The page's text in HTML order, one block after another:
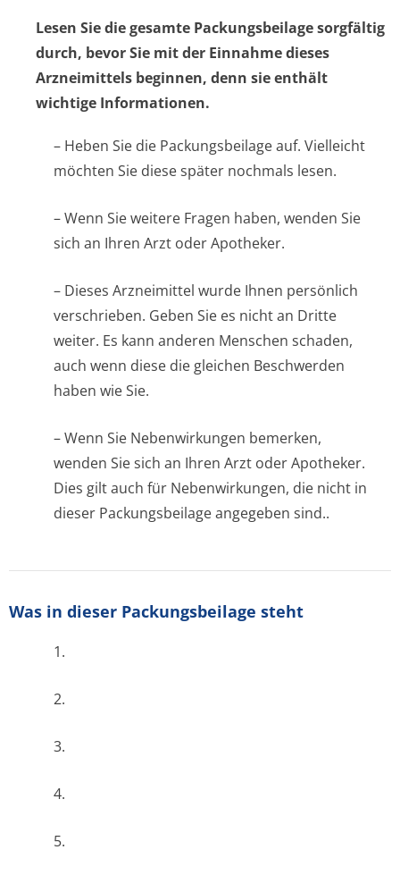
Lesen Sie die gesamte Packungsbeilage sorgfältig
durch, bevor Sie mit der Einnahme dieses
Arzneimittels beginnen, denn sie enthält
wichtige Informationen.
– Heben Sie die Packungsbeilage auf. Vielleicht
möchten Sie diese später nochmals lesen.
– Wenn Sie weitere Fragen haben, wenden Sie
sich an Ihren Arzt oder Apotheker.
– Dieses Arzneimittel wurde Ihnen persönlich
verschrieben. Geben Sie es nicht an Dritte
weiter. Es kann anderen Menschen schaden,
auch wenn diese die gleichen Beschwerden
haben wie Sie.
– Wenn Sie Nebenwirkungen bemerken,
wenden Sie sich an Ihren Arzt oder Apotheker.
Dies gilt auch für Nebenwirkungen, die nicht in
dieser Packungsbeilage angegeben sind..
Was in dieser Packungsbeilage steht
1.
2.
3.
4.
5.